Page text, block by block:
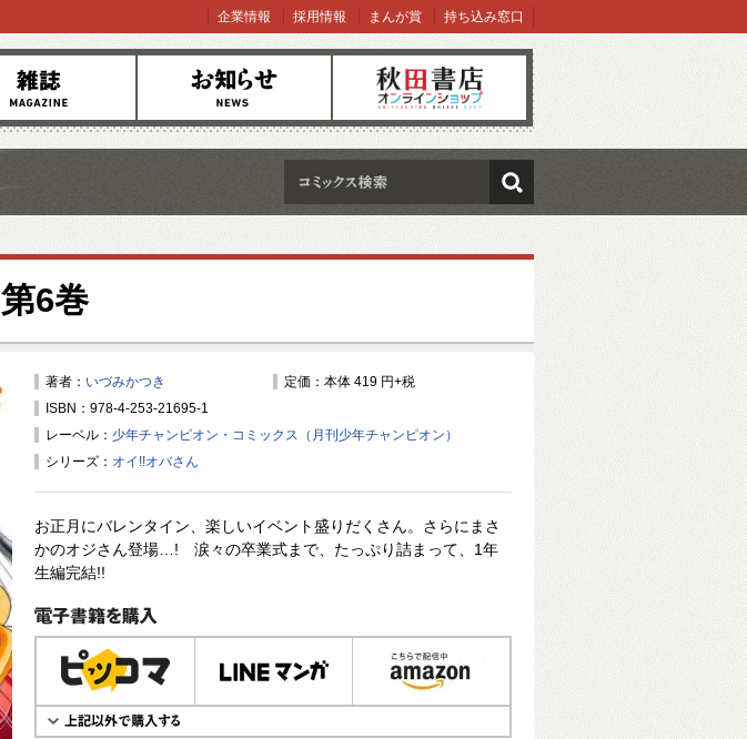
お知らせ オンラインショップ
企業情報 採用情報 まんが賞 持ち込み窓口
検索
第6巻
著者： いづみかつき
定価：本体 419 円+税
ISBN：978-4-253-21695-1
レーベル： 少年チャンピオン・コミックス（月刊少年チャンピオン）
シリーズ： オイ!!オバさん
お正月にバレンタイン、楽しいイベント盛りだくさん。さらにまさ
かのオジさん登場…! 涙々の卒業式まで、たっぷり詰まって、1年
生編完結!!
電子書籍で購入